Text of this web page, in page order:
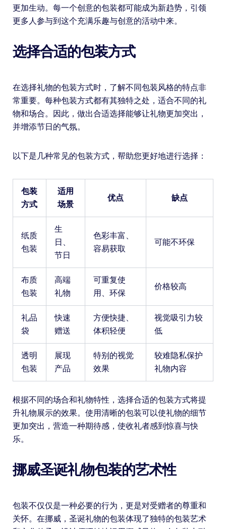
更加生动。每一个创意的包装都可能成为新趋势，引领
更多人参与到这个充满乐趣与创意的活动中来。
选择合适的包装方式
在选择礼物的包装方式时，了解不同包装风格的特点非
常重要。每种包装方式都有其独特之处，适合不同的礼
物和场合。因此，做出合适选择能够让礼物更加突出，
并增添节日的气氛。
以下是几种常见的包装方式，帮助您更好地进行选择：
包装
方式
适用
场景
优点 缺点
纸质
包装
生
日、
节日
色彩丰富、
容易获取
可能不环保
布质
包装
高端
礼物
可重复使
用、环保
价格较高
礼品
袋
快速
赠送
方便快捷、
体积轻便
视觉吸引力较
低
透明
包装
展现
产品
特别的视觉
效果
较难隐私保护
礼物内容
根据不同的场合和礼物特性，选择合适的包装方式将提
升礼物展示的效果。使用清晰的包装可以使礼物的细节
更加突出，营造一种期待感，使收礼者感到惊喜与快
乐。
挪威圣诞礼物包装的艺术性
包装不仅仅是一种必要的行为，更是对受赠者的尊重和
关怀。在挪威，圣诞礼物的包装体现了独特的包装艺术